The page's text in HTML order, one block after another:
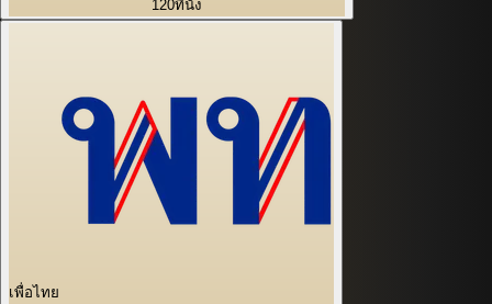
120ที่นั่ง
เพื่อไทย